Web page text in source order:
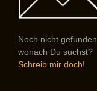
Noch nicht gefunden
wonach Du suchst?
Schreib mir doch!